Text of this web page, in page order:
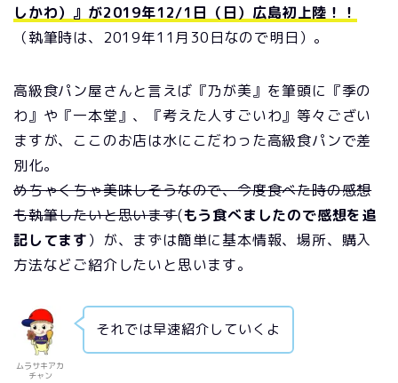
しかわ）』が2019年12/1日（日）広島初上陸！！
（執筆時は、2019年11月30日なので明日）。
高級食パン屋さんと言えば『乃が美』を筆頭に『季の
わ』や『一本堂』、『考えた人すごいわ』等々ござい
ますが、ここのお店は水にこだわった高級食パンで差
別化。
めちゃくちゃ美味しそうなので、今度食べた時の感想
も執筆したいと思います(もう食べましたので感想を追
記してます）が、まずは簡単に基本情報、場所、購入
方法などご紹介したいと思います。
ムラサキアカ
チャン
それでは早速紹介していくよ